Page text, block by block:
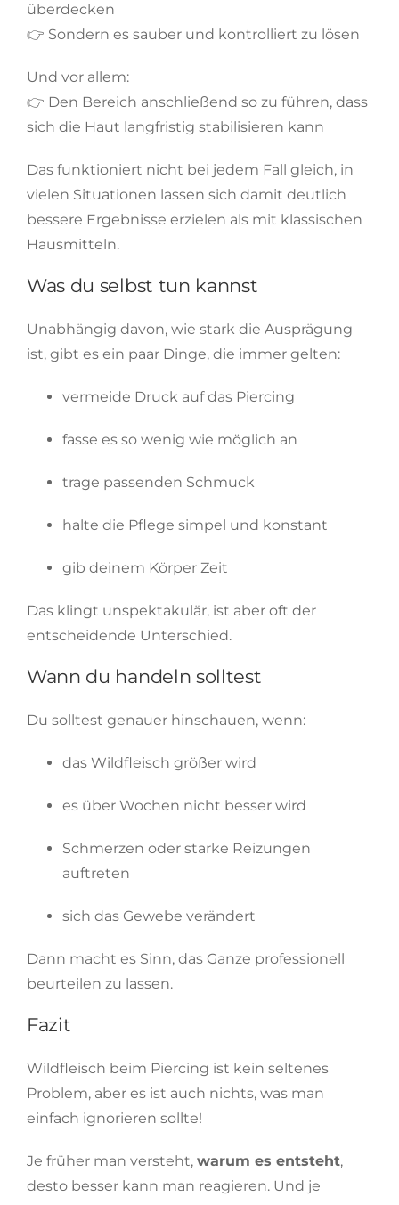
überdecken
👉 Sondern es sauber und kontrolliert zu lösen
Und vor allem:
👉 Den Bereich anschließend so zu führen, dass
sich die Haut langfristig stabilisieren kann
Das funktioniert nicht bei jedem Fall gleich, in
vielen Situationen lassen sich damit deutlich
bessere Ergebnisse erzielen als mit klassischen
Hausmitteln.
Was du selbst tun kannst
Unabhängig davon, wie stark die Ausprägung
ist, gibt es ein paar Dinge, die immer gelten:
vermeide Druck auf das Piercing
fasse es so wenig wie möglich an
trage passenden Schmuck
halte die Pflege simpel und konstant
gib deinem Körper Zeit
Das klingt unspektakulär, ist aber oft der
entscheidende Unterschied.
Wann du handeln solltest
Du solltest genauer hinschauen, wenn:
das Wildfleisch größer wird
es über Wochen nicht besser wird
Schmerzen oder starke Reizungen
auftreten
sich das Gewebe verändert
Dann macht es Sinn, das Ganze professionell
beurteilen zu lassen.
Fazit
Wildfleisch beim Piercing ist kein seltenes
Problem, aber es ist auch nichts, was man
einfach ignorieren sollte!
Je früher man versteht, warum es entsteht,
desto besser kann man reagieren. Und je